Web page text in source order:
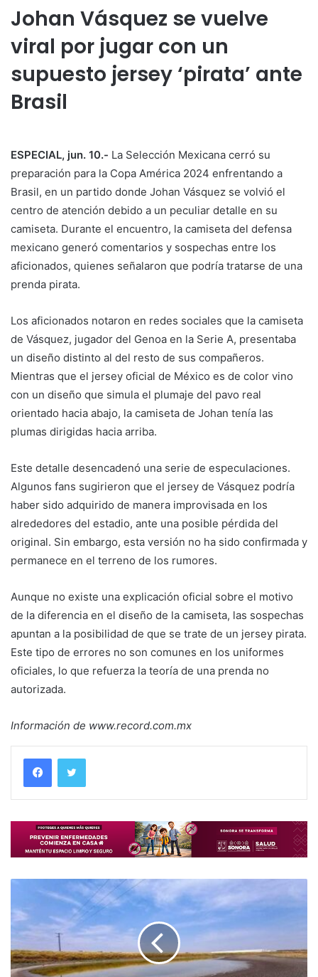
Johan Vásquez se vuelve
viral por jugar con un
supuesto jersey ‘pirata’ ante
Brasil
ESPECIAL, jun. 10.- La Selección Mexicana cerró su
preparación para la Copa América 2024 enfrentando a
Brasil, en un partido donde Johan Vásquez se volvió el
centro de atención debido a un peculiar detalle en su
camiseta. Durante el encuentro, la camiseta del defensa
mexicano generó comentarios y sospechas entre los
aficionados, quienes señalaron que podría tratarse de una
prenda pirata.
Los aficionados notaron en redes sociales que la camiseta
de Vásquez, jugador del Genoa en la Serie A, presentaba
un diseño distinto al del resto de sus compañeros.
Mientras que el jersey oficial de México es de color vino
con un diseño que simula el plumaje del pavo real
orientado hacia abajo, la camiseta de Johan tenía las
plumas dirigidas hacia arriba.
Este detalle desencadenó una serie de especulaciones.
Algunos fans sugirieron que el jersey de Vásquez podría
haber sido adquirido de manera improvisada en los
alrededores del estadio, ante una posible pérdida del
original. Sin embargo, esta versión no ha sido confirmada y
permanece en el terreno de los rumores.
Aunque no existe una explicación oficial sobre el motivo
de la diferencia en el diseño de la camiseta, las sospechas
apuntan a la posibilidad de que se trate de un jersey pirata.
Este tipo de errores no son comunes en los uniformes
oficiales, lo que refuerza la teoría de una prenda no
autorizada.
Información de www.record.com.mx